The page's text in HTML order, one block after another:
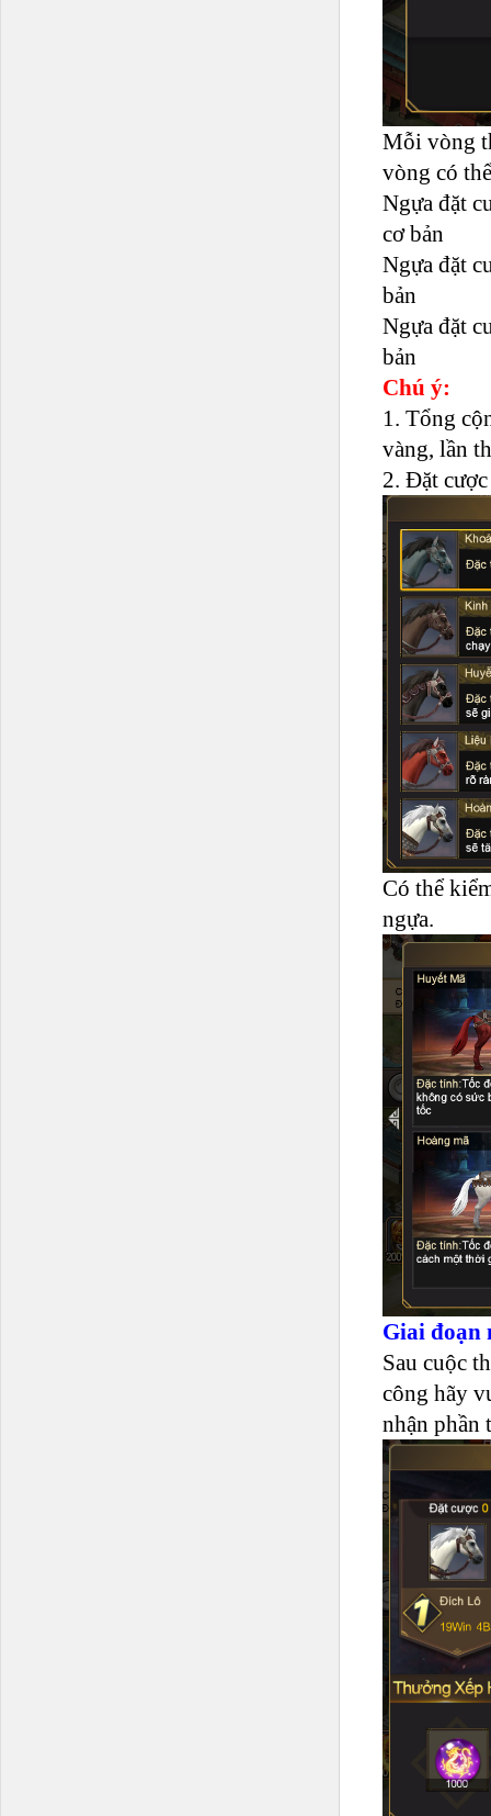
Mỗi vòng
vòng có
Ngựa đặt
cơ bản
Ngựa đặt
bản
Ngựa đặt
bản
Chú ý:
1. Tổng
vàng, lần
2. Đặt
Có thể
ngựa.
Giai đoạn
Sau cuộc
công hãy
nhận phần